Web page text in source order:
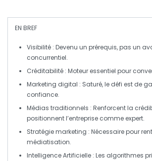
EN BREF
Visibilité : Devenu un prérequis, pas un
concurrentiel.
Créditabilité : Moteur essentiel pour
Marketing digital : Saturé, le défi est de
confiance.
Médias traditionnels : Renforcent la
positionnent l’entreprise comme expert.
Stratégie marketing : Nécessaire pour
médiatisation.
Intelligence Artificielle : Les algorithmes